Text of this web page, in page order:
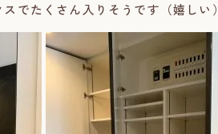
でたくさん入りそうです（嬉しい）